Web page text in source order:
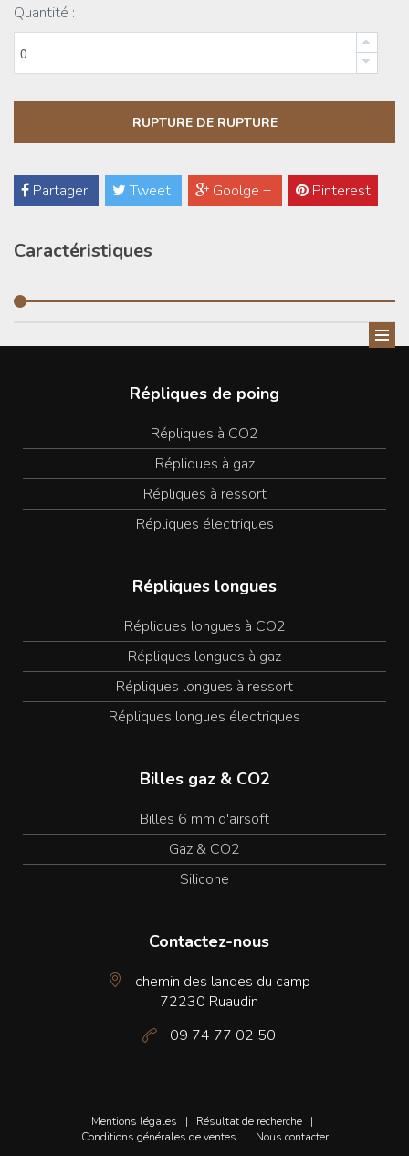
Quantité :
Partager Tweet Goolge + Pinterest
Caractéristiques
Répliques de poing
Répliques à CO2
Répliques à gaz
Répliques à ressort
Répliques électriques
Répliques longues
Répliques longues à CO2
Répliques longues à gaz
Répliques longues à ressort
Répliques longues électriques
Billes gaz & CO2
Billes 6 mm d'airsoft
Gaz & CO2
Silicone
Contactez-nous
chemin des landes du camp
72230 Ruaudin
09 74 77 02 50
Mentions légales | Résultat de recherche|
Conditions générales de ventes | Nous contacter